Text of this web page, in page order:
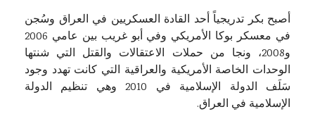
أصبح بكر تدريجياً أحد القادة العسكريين في العراق وسُجن
في معسكر بوكا الأمريكي وفي أبو غريب بين عامي 2006
و2008، ونجا من حملات الاعتقالات والقتل التي شنتها
الوحدات الخاصة الأمريكية والعراقية التي كانت تهدد وجود
سَلَف الدولة الإسلامية في 2010 وهي تنظيم الدولة
الإسلامية في العراق.